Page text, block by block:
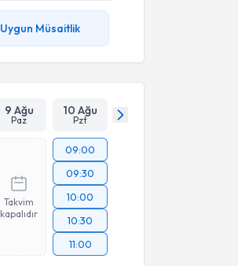
Uygun Müsaitlik
9 Ağu
Paz
10 Ağu
Pzt
Takvim
kapalıdır
09:00
09:30
10:00
10:30
11:00